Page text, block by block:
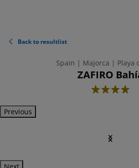
Back to resultlist
Spain | Majorca | Playa
ZAFIRO
4
Previous